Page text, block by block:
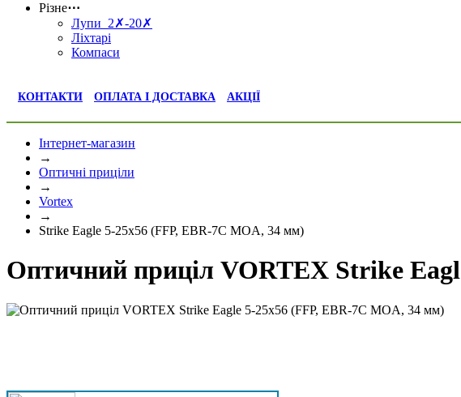
Різне⋯
Лупи 2✗-20✗
Ліхтарі
Компаси
КОНТАКТИ ОПЛАТА І ДОСТАВКА АКЦІЇ
Інтернет-магазин
→
Оптичні приціли
→
Vortex
→
Strike Eagle 5-25х56 (FFP, EBR-7C MOA, 34 мм)
Оптичний приціл VORTEX Strike